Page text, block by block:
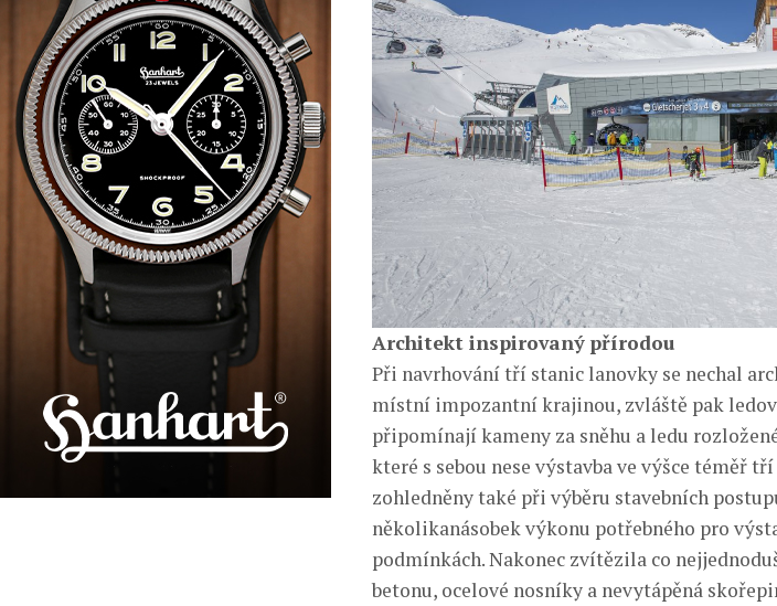
Architekt inspirovaný přírodou
Při navrhování tří stanic lanovky se nechal
místní impozantní krajinou, zvláště pak
připomínají kameny za sněhu a ledu
které s sebou nese výstavba ve výšce téměř
zohledněny také při výběru stavebních
několikanásobek výkonu potřebného pro
podmínkách. Nakonec zvítězila co
betonu, ocelové nosníky a nevytápěná